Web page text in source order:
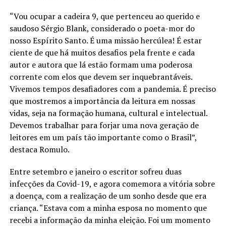
“Vou ocupar a cadeira 9, que pertenceu ao querido e
saudoso Sérgio Blank, considerado o poeta-mor do
nosso Espírito Santo. É uma missão hercúlea! É estar
ciente de que há muitos desafios pela frente e cada
autor e autora que lá estão formam uma poderosa
corrente com elos que devem ser inquebrantáveis.
Vivemos tempos desafiadores com a pandemia. É preciso
que mostremos a importância da leitura em nossas
vidas, seja na formação humana, cultural e intelectual.
Devemos trabalhar para forjar uma nova geração de
leitores em um país tão importante como o Brasil”,
destaca Romulo.
Entre setembro e janeiro o escritor sofreu duas
infecções da Covid-19, e agora comemora a vitória sobre
a doença, com a realização de um sonho desde que era
criança. “Estava com a minha esposa no momento que
recebi a informação da minha eleição. Foi um momento